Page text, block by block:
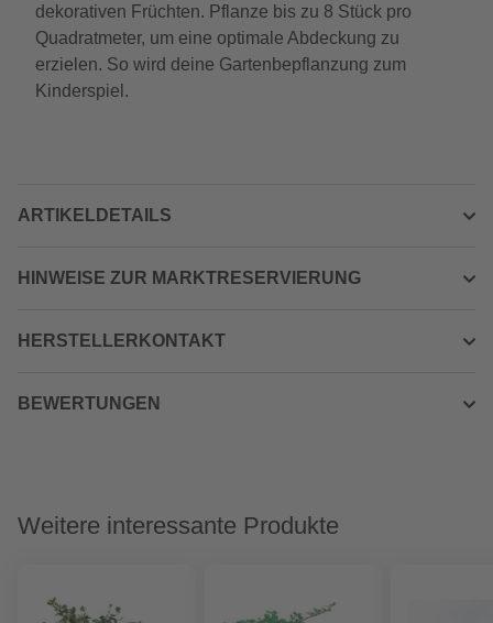
dekorativen Früchten. Pflanze bis zu 8 Stück pro
Quadratmeter, um eine optimale Abdeckung zu
erzielen. So wird deine Gartenbepflanzung zum
Kinderspiel.
ARTIKELDETAILS
HINWEISE ZUR MARKTRESERVIERUNG
HERSTELLERKONTAKT
BEWERTUNGEN
Weitere interessante Produkte